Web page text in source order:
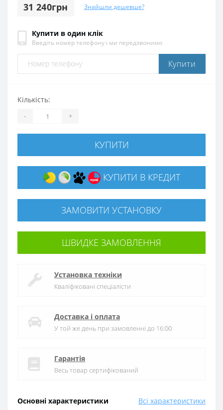
31 240грн Знайшли дешевше?
Купити в один клік
Введіть номер телефону і ми передзвонимо
Купити
Основні характеристики Всі характеристики
Кількість:
- +
КУПИТИ
КУПИТИ В КРЕДИТ
ЗАМОВИТИ УСТАНОВКУ
ШВИДКЕ ЗАМОВЛЕННЯ
Установка техніки
Кваліфіковані спеціалісти
Доставка і оплата
У той же день при замовленні до 16:00
Гарантія
Весь товар сертифікований